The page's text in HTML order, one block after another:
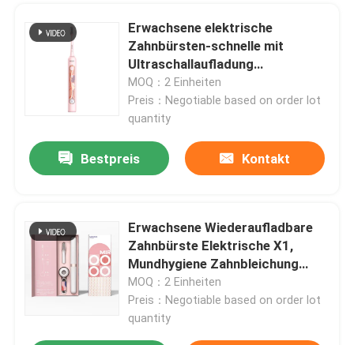
Erwachsene elektrische
Zahnbürsten-schnelle mit
Ultraschallaufladung
wasserdicht mit 4 Modi
MOQ：2 Einheiten
Preis：Negotiable based on order lot
quantity
Bestpreis Kontakt
Erwachsene Wiederaufladbare
Zahnbürste Elektrische X1,
Mundhygiene Zahnbleichung
Wiederaufladbare Ultraschall
elektrische Zahnbürste
MOQ：2 Einheiten
Preis：Negotiable based on order lot
quantity